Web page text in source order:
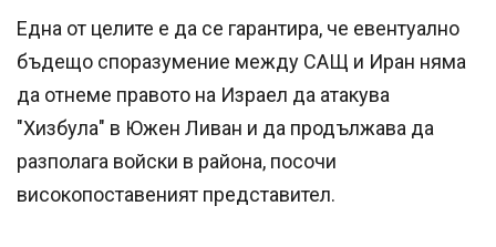
Една от целите е да се гарантира, че евентуално
бъдещо споразумение между САЩ и Иран няма
да отнеме правото на Израел да атакува
"Хизбула" в Южен Ливан и да продължава да
разполага войски в района, посочи
високопоставеният представител.